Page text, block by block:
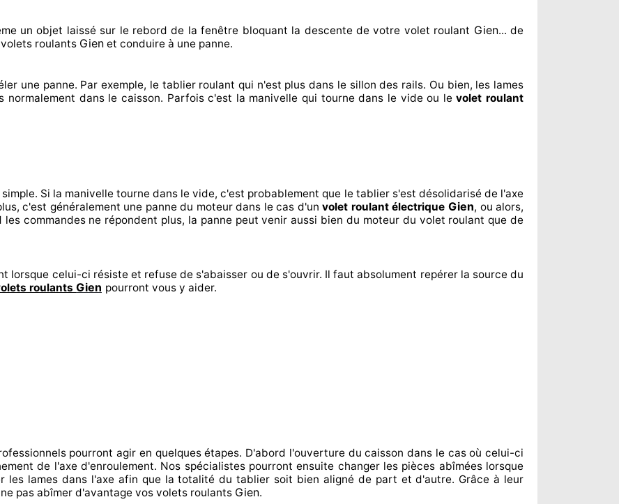
un objet laissésur le rebord de la fenêtre bloquant la descente de votre volet roulant Gien... de
roulants Gien et conduire à une panne.
une panne. Par exemple, le tablier roulant qui n'est plus dans le sillon des rails. Ou bien, les lames
normalement dans le caisson. Parfoisc'est la manivelle qui tourne dans le vide ou levolet roulant
simple. Si la manivelle tourne dans le vide, c'est probablement que le tablier s'est désolidariséde l'axe
c'est généralement une panne du moteur dans le cas d'unvolet roulant électrique Gien, ou alors,
les commandes ne répondent plus, la panne peut venir aussi bien du moteur du volet roulant que de
lorsque celui-ci résiste et refuse de s'abaisser ou de s'ouvrir. Il faut absolument repérerla sourcedu
roulants Gien pourront vous y aider.
pourront agir en quelques étapes. D'abord l'ouverture du caisson dans le cas où celui-ci
de l'axe d'enroulement. Nos spécialistespourront ensuite changerles pièces abîméeslorsque
les lames dans l'axe afin que la totalité du tablier soit bien aligné de part et d'autre. Grâce à leur
ne pas abîmer d'avantage vos volets roulants Gien.